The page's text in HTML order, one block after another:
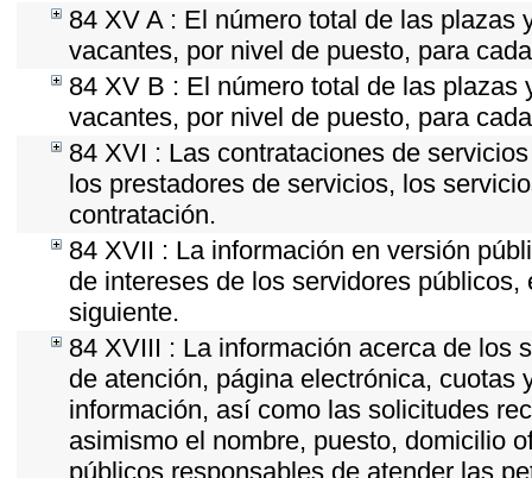
84 XV A : El número total de las
vacantes, por nivel de puesto, para
84 XV B : El número total de las
vacantes, por nivel de puesto, para
84 XVI : Las contrataciones de
los prestadores de servicios, los
contratación.
84 XVII : La información en versión
de intereses de los servidores
siguiente.
84 XVIII : La información acerca de los
de atención, página electrónica,
información, así como las solicitudes
asimismo el nombre, puesto, domicilio
públicos responsables de atender las